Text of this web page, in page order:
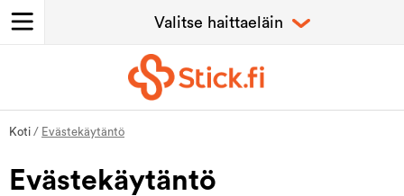
Koti / Evästekäytäntö
Evästekäytäntö